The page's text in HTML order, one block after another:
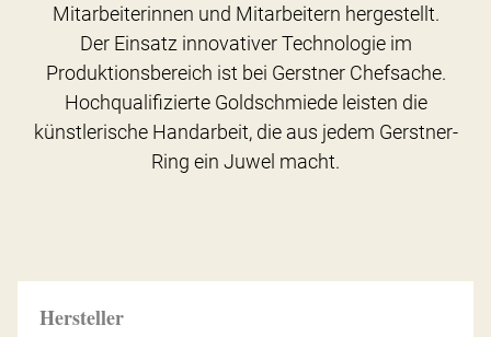
Hersteller
Mitarbeiterinnen und Mitarbeitern hergestellt.
Der Einsatz innovativer Technologie im
Produktionsbereich ist bei Gerstner Chefsache.
Hochqualifizierte Goldschmiede leisten die
künstlerische Handarbeit, die aus jedem Gerstner-
Ring ein Juwel macht.